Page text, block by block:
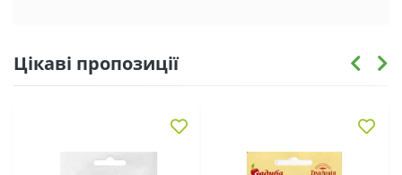
Цікаві пропозиції